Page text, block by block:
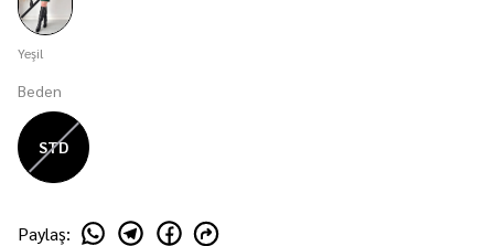
Yeşil
Beden
STD
Paylaş: